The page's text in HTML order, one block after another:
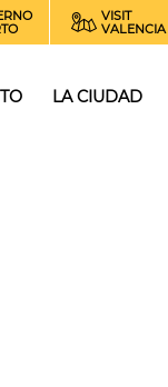
VISIT
VALENCIA
LA CIUDAD